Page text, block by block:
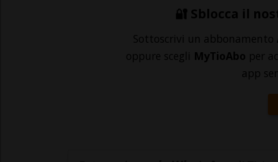
🔐 Sblocca il
Sottoscrivi un abbonamento
oppure scegli MyTioAbo per
app